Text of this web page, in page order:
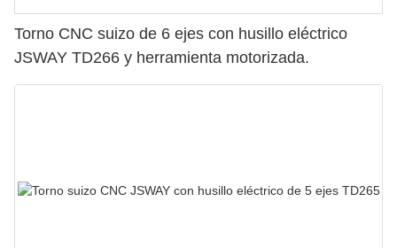
Torno CNC suizo de 6 ejes con husillo eléctrico
JSWAY TD266 y herramienta motorizada.